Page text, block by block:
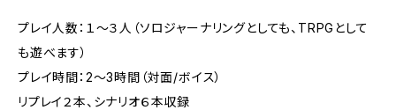
プレイ人数：１〜３人（ソロジャーナリングとしても、TRPGとして
も遊べます）
プレイ時間：2〜3時間（対面/ボイス）
リプレイ２本、シナリオ６本収録